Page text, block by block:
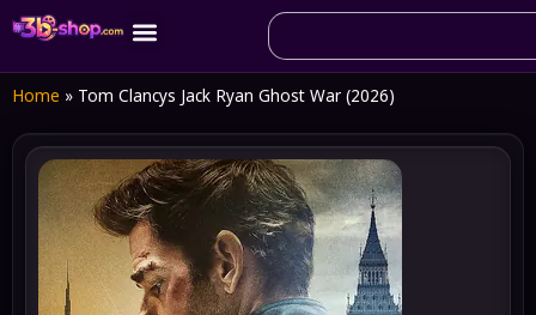
Home » Tom Clancys Jack Ryan Ghost War (2026)